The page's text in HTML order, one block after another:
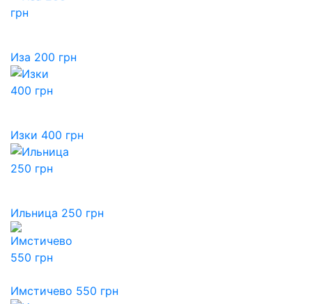
Иза 200 грн
Изки 400 грн
Ильница 250 грн
Имстичево 550 грн